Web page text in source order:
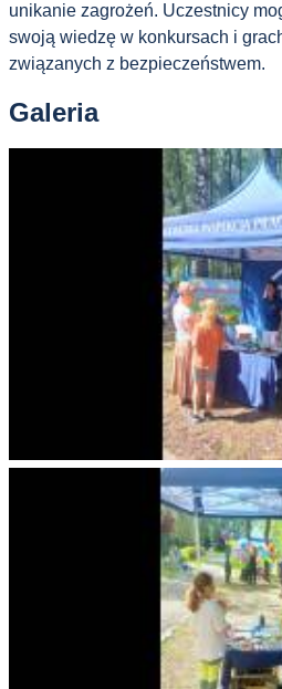
unikanie zagrożeń. Uczestnicy
swoją wiedzę w konkursach i
związanych z bezpieczeństwem.
Galeria